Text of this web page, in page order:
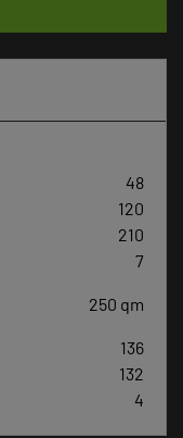
48
120
210
7
250 qm
136
132
4